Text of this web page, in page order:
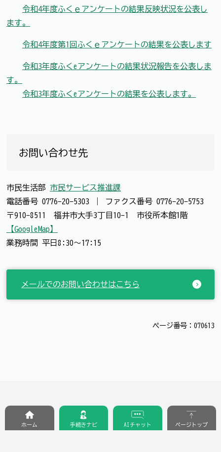
令和4年度ふくｅアンケートの結果反映状況を公表し
ます。
令和4年度第1回ふくｅアンケートの結果を公表します
令和3年度ふくeアンケートの結果状況報告を公表しま
す。
令和3年度ふくeアンケートの結果を公表します。
お問い合わせ先
市民生活部 市民サービス推進課
電話番号 0776-20-5303 ファクス番号 0776-20-5753
〒910-8511 福井市大手3丁目10-1 市役所本館1階
【GoogleMap】
業務時間 平日8:30～17:15
メールでのお問い合わせはこちら
ページ番号：070613
ホーム 手続きナビ AIチャット ページトップ